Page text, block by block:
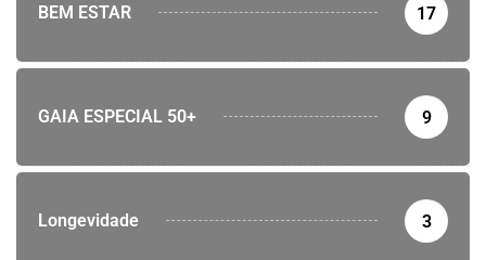
BEM ESTAR 17
GAIA ESPECIAL 50+ 9
Longevidade 3